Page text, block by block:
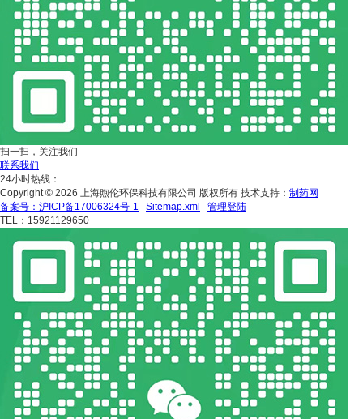
扫一扫，关注我们
联系我们
24小时热线：
Copyright © 2026 上海煦伦环保科技有限公司 版权所有 技术支持： 制药网
备案号：沪ICP备17006324号-1
Sitemap.xml
管理登陆
TEL：15921129650